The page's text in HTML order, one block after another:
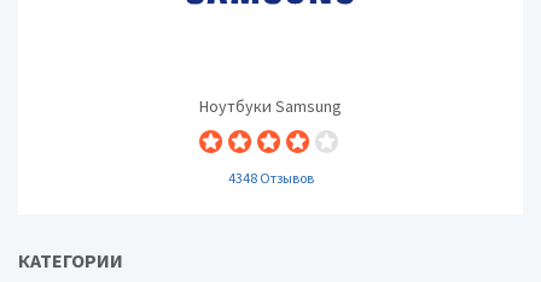
Ноутбуки Samsung
4348 Отзывов
КАТЕГОРИИ